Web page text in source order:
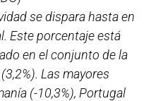
se dispara hasta en
Este porcentaje está
en el conjunto de la
Las mayores
(-10,3%), Portugal